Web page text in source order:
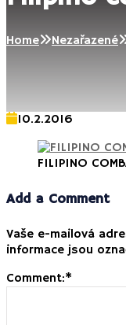
Home Nezařazené
10.2.2016
FILIPINO
Add a Comment
Vaše e-mailová
informace jsou
Comment:*